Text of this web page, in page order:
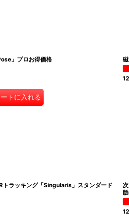
」プロお得価格
トに入れる
トラッキング「Singularis」スタンダード